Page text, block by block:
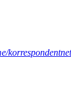
korrespondentnet